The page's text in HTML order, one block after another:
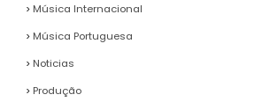
Música Internacional
Música Portuguesa
Noticias
Produção